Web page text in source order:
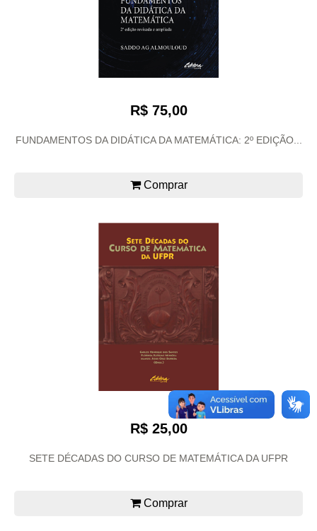
R$ 75,00
FUNDAMENTOS DA DIDÁTICA DA MATEMÁTICA: 2º EDIÇÃO...
Comprar
R$ 25,00
SETE DÉCADAS DO CURSO DE MATEMÁTICA DA UFPR
Comprar